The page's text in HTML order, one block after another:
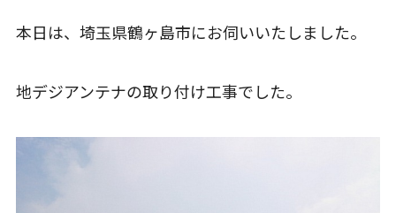
本日は、埼玉県鶴ヶ島市にお伺いいたしました。
地デジアンテナの取り付け工事でした。